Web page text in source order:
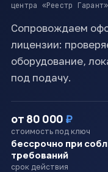
центра «Реестр Гарант»
Сопровождаем
лицензии:
оборудование,
под подачу.
от 80 000 ₽
стоимость под ключ
бессрочно при
требований
срок действия